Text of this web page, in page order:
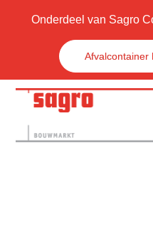
Onderdeel van Sagro
Afvalcontainer